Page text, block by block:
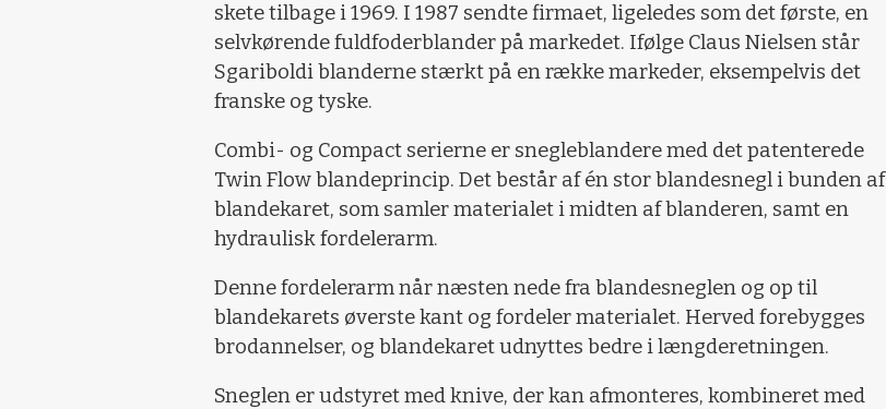
skete tilbage i 1969. I 1987 sendte firmaet, ligeledes som det første, en
selvkørende fuldfoderblander på markedet. Ifølge Claus Nielsen står
Sgariboldi blanderne stærkt på en række markeder, eksempelvis det
franske og tyske.
Combi- og Compact serierne er snegleblandere med det patenterede
Twin Flow blandeprincip. Det består af én stor blandesnegl i bunden af
blandekaret, som samler materialet i midten af blanderen, samt en
hydraulisk fordelerarm.
Denne fordelerarm når næsten nede fra blandesneglen og op til
blandekarets øverste kant og fordeler materialet. Herved forebygges
brodannelser, og blandekaret udnyttes bedre i længderetningen.
Sneglen er udstyret med knive, der kan afmonteres, kombineret med